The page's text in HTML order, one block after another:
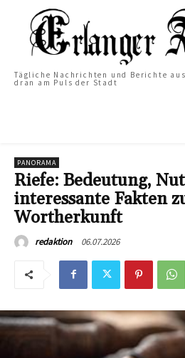
Tägliche Nachrichten und Berichte
dran am Puls der Stadt
PANORAMA
Riefe: Bedeutung,
interessante Fakten
Wortherkunft
redaktion 06.07.2026